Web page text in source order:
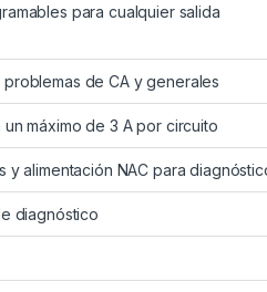
para cualquier salida
de CA y generales
un máximo de 3 A por circuito
alimentación NAC para
diagnóstico